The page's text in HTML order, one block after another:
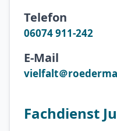
Telefon
06074 911-242
E-Mail
vielfalt＠
Fachdienst